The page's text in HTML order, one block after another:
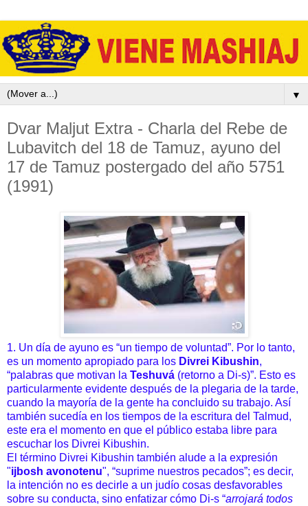
▼
Dvar Maljut Extra - Charla del Rebe de
Lubavitch del 18 de Tamuz, ayuno del
17 de Tamuz postergado del año 5751
(1991)
1. Un día de ayuno es “un tiempo de voluntad”. Por lo tanto,
es un momento apropiado para los Divrei Kibushin,
“palabras que motivan la Teshuvá (retorno a Di-s)”. Esto es
particularmente evidente después de la plegaria de la tarde,
cuando la mayoría de la gente ha concluido su trabajo. Así
también sucedía en los tiempos de la escritura del Talmud,
este era el momento en que el público estaba libre para
escuchar los Divrei Kibushin.
El término Divrei Kibushin también alude a la expresión
"ijbosh avonotenu", “suprime nuestros pecados”; es decir,
la intención no es decirle a un judío cosas desfavorables
sobre su conducta, sino enfatizar cómo Di-s “arrojará todos